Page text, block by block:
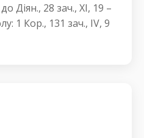
Діян., 28 зач., XI, 19 –
1 Кор., 131 зач., IV, 9